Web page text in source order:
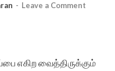
- Leave a Comment
எகிற வைத்திருக்கும்